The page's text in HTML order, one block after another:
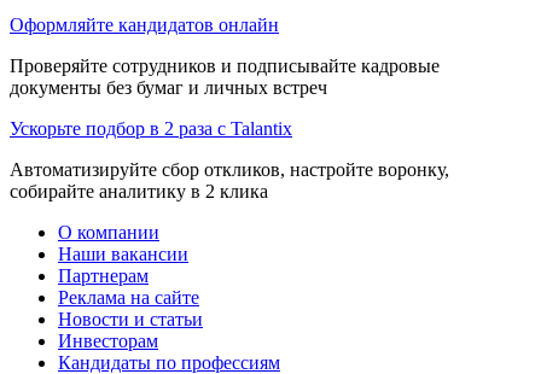
Оформляйте кандидатов онлайн
Проверяйте сотрудников и подписывайте кадровые
документы без бумаг и личных встреч
Ускорьте подбор в 2 раза с Talantix
Автоматизируйте сбор откликов, настройте воронку,
собирайте аналитику в 2 клика
О компании
Наши вакансии
Партнерам
Реклама на сайте
Новости и статьи
Инвесторам
Кандидаты по профессиям